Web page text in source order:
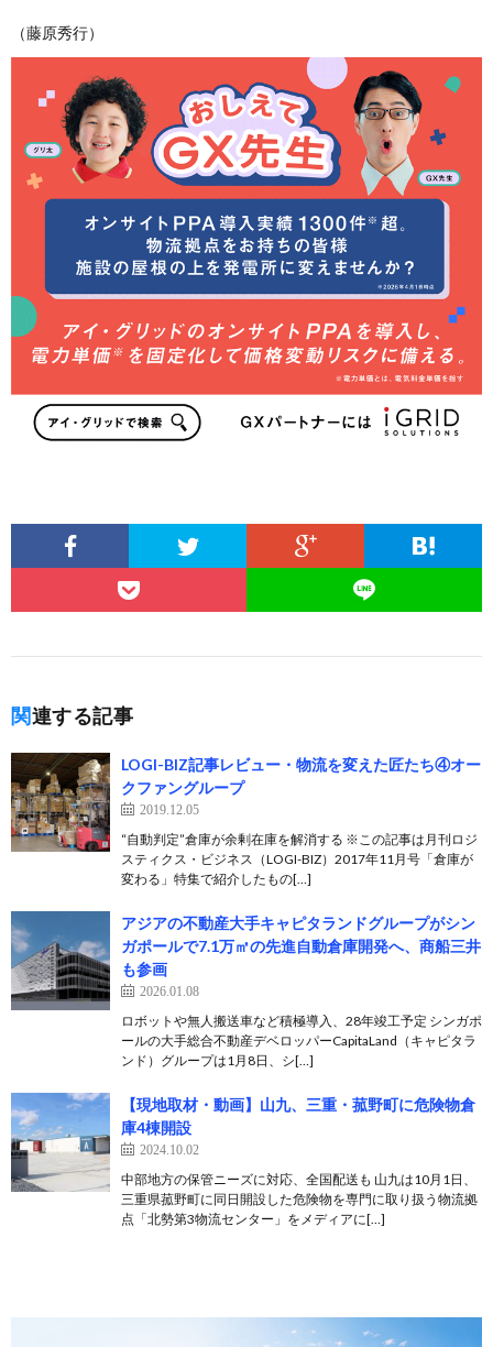
（藤原秀行）
関連する記事
LOGI-BIZ記事レビュー・物流を変えた匠たち④オー
クファングループ
2019.12.05
“自動判定”倉庫が余剰在庫を解消する ※この記事は月刊ロジ
スティクス・ビジネス（LOGI-BIZ）2017年11月号「倉庫が
変わる」特集で紹介したもの[…]
アジアの不動産大手キャピタランドグループがシン
ガポールで7.1万㎡の先進自動倉庫開発へ、商船三井
も参画
2026.01.08
ロボットや無人搬送車など積極導入、28年竣工予定 シンガポ
ールの大手総合不動産デベロッパーCapitaLand（キャピタラ
ンド）グループは1月8日、シ[…]
【現地取材・動画】山九、三重・菰野町に危険物倉
庫4棟開設
2024.10.02
中部地方の保管ニーズに対応、全国配送も 山九は10月1日、
三重県菰野町に同日開設した危険物を専門に取り扱う物流拠
点「北勢第3物流センター」をメディアに[…]